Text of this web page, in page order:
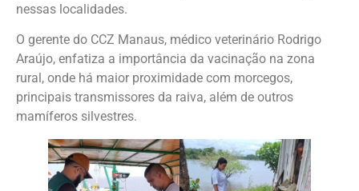
nessas localidades.
O gerente do CCZ Manaus, médico veterinário Rodrigo
Araújo, enfatiza a importância da vacinação na zona
rural, onde há maior proximidade com morcegos,
principais transmissores da raiva, além de outros
mamíferos silvestres.